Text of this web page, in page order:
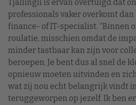
Tjallingii is ervan overtuigd dat
professionals vaker overkomt
finance- of IT-specialist. “Binnen
roulatie, misschien omdat de
minder tastbaar kan zijn voor
beroepen. Je bent dus al snel de
opnieuw moeten uitvinden en
wat zij nou echt belangrijk vindt in
teruggeworpen op jezelf. Ik ben